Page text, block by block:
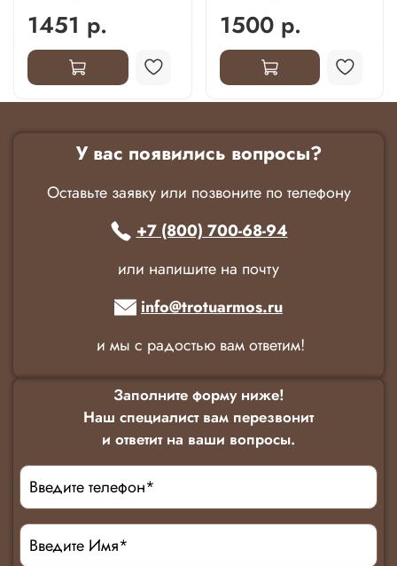
1451 р. 1500 р.
У вас появились вопросы?
Оставьте заявку или позвоните по телефону
+7 (800) 700-68-94
или напишите на почту
info@trotuarmos.ru
и мы с радостью вам ответим!
Заполните форму ниже!
Наш специалист вам перезвонит
и ответит на ваши вопросы.